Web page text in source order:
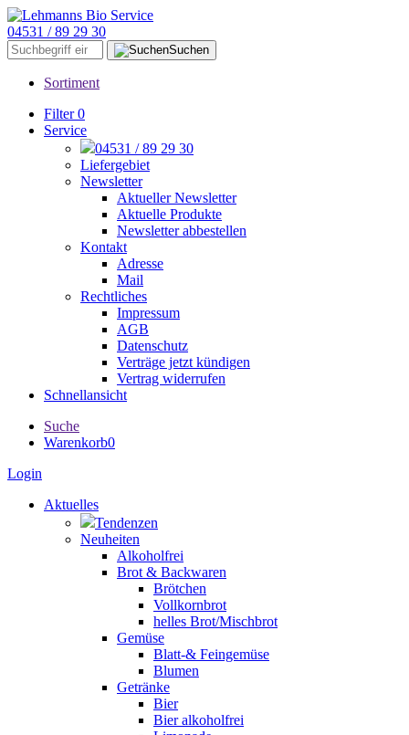
04531 / 89 29 30
Suchen
Sortiment
Filter 0
Service
04531 / 89 29 30
Liefergebiet
Newsletter
Aktueller Newsletter
Aktuelle Produkte
Newsletter abbestellen
Kontakt
Adresse
Mail
Rechtliches
Impressum
AGB
Datenschutz
Verträge jetzt kündigen
Vertrag widerrufen
Schnellansicht
Suche
Warenkorb0
Login
Aktuelles
Tendenzen
Neuheiten
Alkoholfrei
Brot & Backwaren
Brötchen
Vollkornbrot
helles Brot/Mischbrot
Gemüse
Blatt-& Feingemüse
Blumen
Getränke
Bier
Bier alkoholfrei